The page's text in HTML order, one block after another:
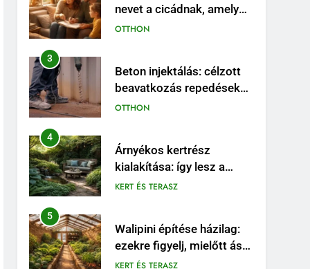
nevet a cicádnak, amely
valóban illik hozzá?
OTTHON
3
Beton injektálás: célzott
beavatkozás repedések
és szivárgások esetén
OTTHON
4
Árnyékos kertrész
kialakítása: így lesz a
problémás sarokból
KERT ÉS TERASZ
5
Walipini építése házilag:
ezekre figyelj, mielőtt ásni
kezdesz
KERT ÉS TERASZ